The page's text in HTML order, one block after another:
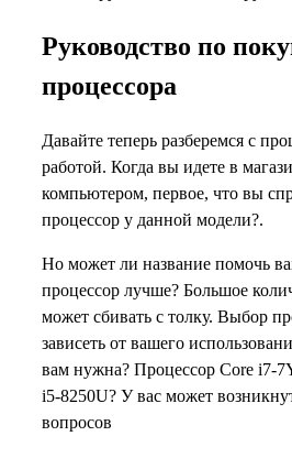
Руководство по
процессора
Давайте теперь разберемся с
работой. Когда вы идете в
компьютером, первое, что вы
процессор у данной модели?.
Но может ли название помочь
процессор лучше? Большое
может сбивать с толку. Выбор
зависеть от вашего
вам нужна? Процессор Core i7-
i5-8250U? У вас может
вопросов